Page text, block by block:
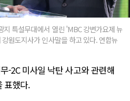
지 특설무대에서 열린 'MBC 강변가요제 뉴
원도지사가 인사말을 하고 있다. 연합뉴
-2C 미사일 낙탄 사고와 관련해
표했다.